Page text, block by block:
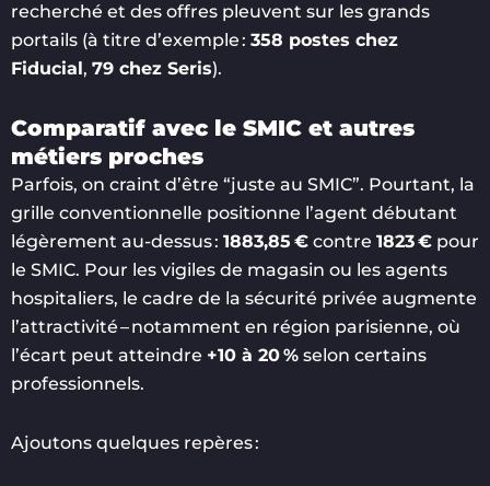
recherché et des offres pleuvent sur les grands
portails (à titre d’exemple : 358 postes chez
Fiducial, 79 chez Seris).
Comparatif avec le SMIC et autres
métiers proches
Parfois, on craint d’être “juste au SMIC”. Pourtant, la
grille conventionnelle positionne l’agent débutant
légèrement au-dessus : 1883,85 € contre 1823 € pour
le SMIC. Pour les vigiles de magasin ou les agents
hospitaliers, le cadre de la sécurité privée augmente
l’attractivité – notamment en région parisienne, où
l’écart peut atteindre +10 à 20 % selon certains
professionnels.
Ajoutons quelques repères :